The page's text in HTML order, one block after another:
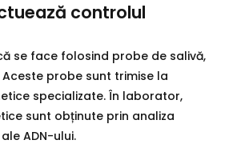
controlul
se face folosind probe de salivă,
probe sunt trimise la
specializate. În laborator,
sunt obținute prin analiza
ADN-ului.